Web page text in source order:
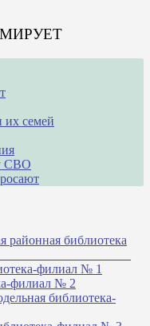
семей
СВО
районная библиотека
филиал № 1
филиал № 2
библиотека-